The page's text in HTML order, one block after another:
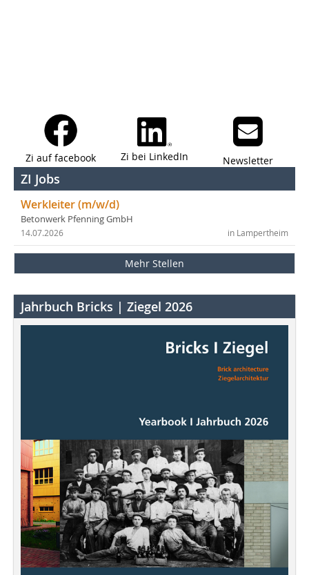
Zi auf facebook Zi bei LinkedIn Newsletter
ZI Jobs
Werkleiter (m/w/d)
Betonwerk Pfenning GmbH
in Lampertheim
14.07.2026
Mehr Stellen
Jahrbuch Bricks | Ziegel 2026